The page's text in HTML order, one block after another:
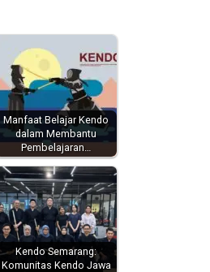
Manfaat Belajar Kendo
dalam Membantu
Pembelajaran…
Kendo Semarang:
Komunitas Kendo Jawa